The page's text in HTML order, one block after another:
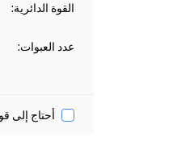
القوة الدائرية:
عدد العبوات:
أحتاج إلى